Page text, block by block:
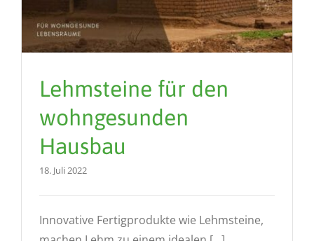
Lehmsteine für den
wohngesunden
Hausbau
18. Juli 2022
Innovative Fertigprodukte wie Lehmsteine,